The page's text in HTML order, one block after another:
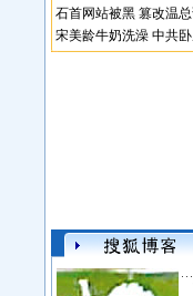
石首网站被黑 篡改温
宋美龄牛奶洗澡 中共